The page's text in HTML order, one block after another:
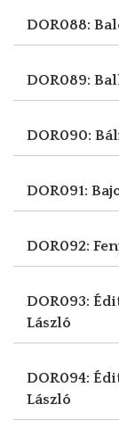
DOR088:
DOR089:
DOR090:
DOR091:
DOR092:
DOR093:
László
DOR094:
László